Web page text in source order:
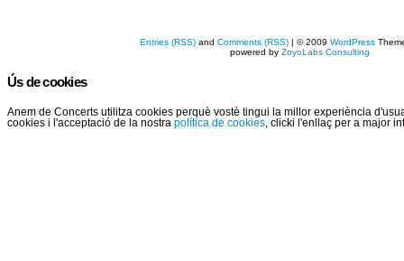
Entries (RSS) andComments (RSS) | © 2009WordPress
powered byZoyoLabs Consulting
Ús de cookies
Anem de Concerts utilitza cookies perquè vostè tingui la millor experiència
cookies i l'acceptació de la nostra política de cookies, clicki l'enllaç per a major